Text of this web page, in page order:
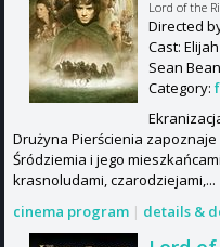
Lord of the
Directed
Cast:
Sean
Category:
Drużyna Pierścienia
Śródziemia i jego
krasnoludami, czarodziejami,...
cinema program | details &